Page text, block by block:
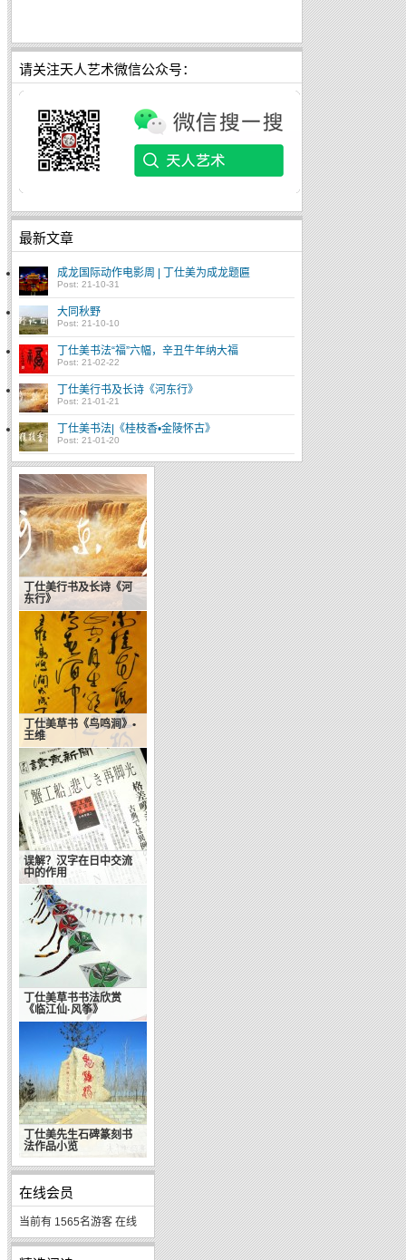
请关注天人艺术微信公众号：
最新文章
成龙国际动作电影周 | 丁仕美为成龙题匾
Post: 21-10-31
大同秋野
Post: 21-10-10
丁仕美书法“福”六幅，辛丑牛年纳大福
Post: 21-02-22
丁仕美行书及长诗《河东行》
Post: 21-01-21
丁仕美书法|《桂枝香•金陵怀古》
Post: 21-01-20
丁仕美行书及长诗《河
东行》
丁仕美草书《鸟鸣涧》•
王维
误解？汉字在日中交流
中的作用
丁仕美草书书法欣赏
《临江仙·风筝》
丁仕美先生石碑篆刻书
法作品小览
在线会员
当前有 1565名游客 在线